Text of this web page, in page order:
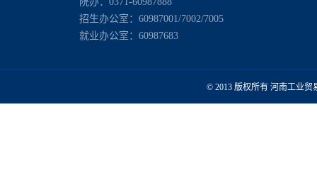
招生办公室：60987001/7002/7005
就业办公室：60987683
© 2013 版权所有 河南工业贸